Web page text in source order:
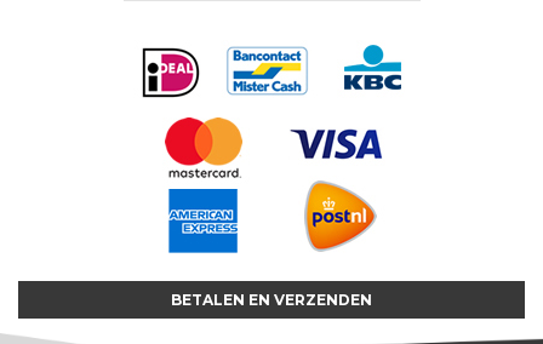
BETALEN EN VERZENDEN